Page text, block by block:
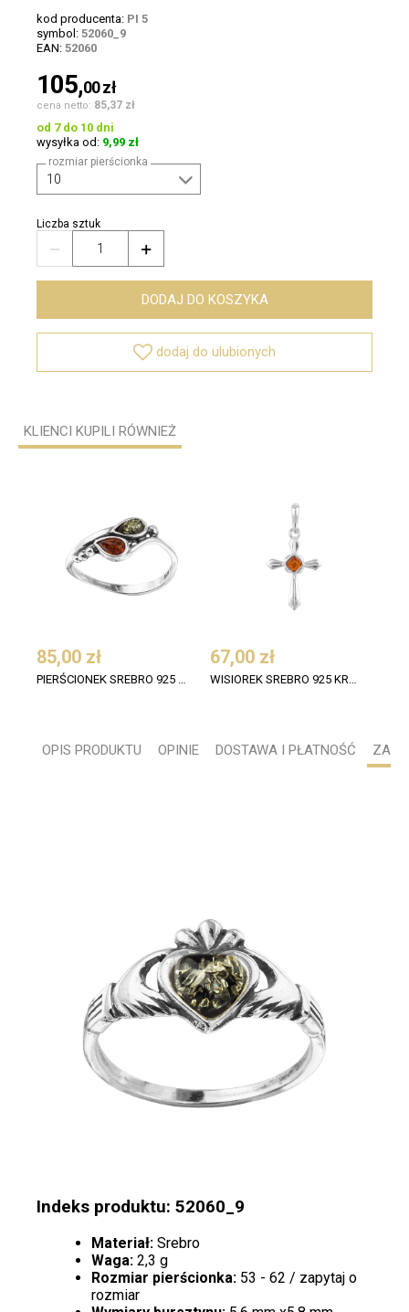
kod producenta: PI 5
symbol: 52060_9
EAN: 52060
105,00zł
cena netto: 85,37 zł
od 7 do 10 dni
wysyłka od: 9,99 zł
rozmiar pierścionka
Liczba sztuk
 
DODAJ DO KOSZYKA
 dodaj do ulubionych
KLIENCI KUPILI RÓWNIEŻ
85,00 zł 67,00 zł
OPIS PRODUKTU OPINIE DOSTAWA I PŁATNOŚĆ
Indeks produktu: 52060_9
Materiał: Srebro
Waga: 2,3 g
Rozmiar pierścionka: 53 - 62 / zapytaj o
rozmiar